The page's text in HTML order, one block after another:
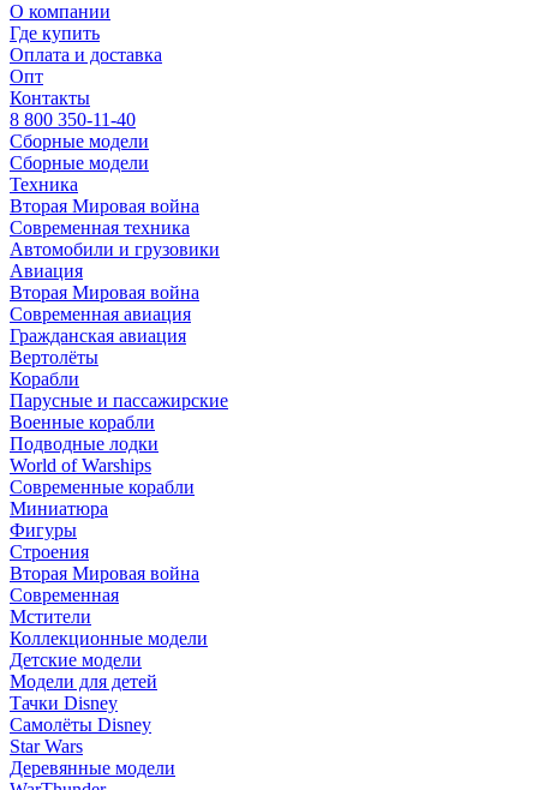
О компании
Где купить
Оплата и доставка
Опт
Контакты
8 800 350-11-40
Сборные модели
Сборные модели
Техника
Вторая Мировая война
Современная техника
Автомобили и грузовики
Авиация
Вторая Мировая война
Современная авиация
Гражданская авиация
Вертолёты
Корабли
Парусные и пассажирские
Военные корабли
Подводные лодки
World of Warships
Современные корабли
Миниатюра
Фигуры
Строения
Вторая Мировая война
Современная
Мстители
Коллекционные модели
Детские модели
Модели для детей
Тачки Disney
Самолёты Disney
Star Wars
Деревянные модели